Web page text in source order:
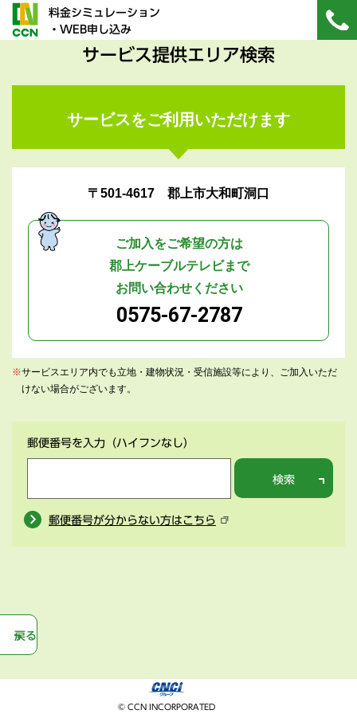
料金シミュレーション
・WEB申し込み
サービス提供エリア検索
サービスをご利用いただけます
〒501-4617 郡上市大和町洞口
ご加入をご希望の方は
郡上ケーブルテレビまで
お問い合わせください
0575-67-2787
※サービスエリア内でも立地・建物状況・受信施設等により、ご加入いただ
けない場合がございます。
郵便番号を入力 （ハイフンなし）
検索
郵便番号が分からない方はこちら
戻る
© CCN INCORPORATED